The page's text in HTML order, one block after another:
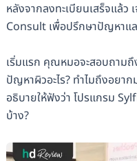
หลังจากลงทะเบียนเสร็จแล้
Consult เพื่อปรึกษาปัญหาแล
เริ่มแรก คุณหมอจะสอบถามถึ
ปัญหาผิวอะไร? ทำไมถึงอยา
อธิบายให้ฟังว่า โปรแกรม
บ้าง?